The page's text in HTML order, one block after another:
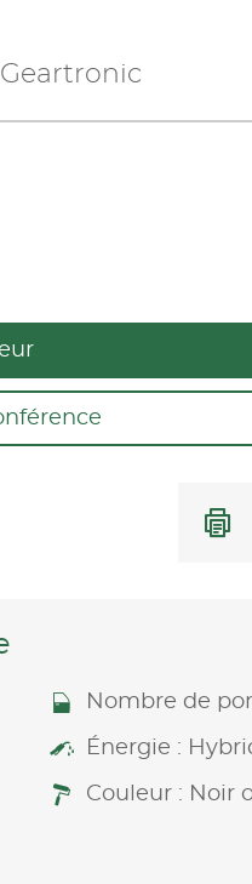
Geartronic
Nombre de
Énergie :
Couleur : Noir